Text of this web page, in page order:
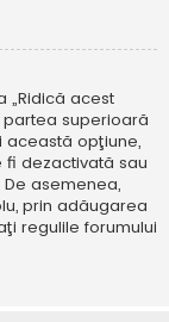
„Ridică acest
partea superioară
această opţiune,
dezactivată sau
asemenea,
prin adăugarea
regulile forumului